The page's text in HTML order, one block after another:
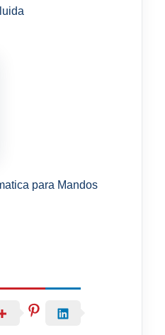
para Mandos